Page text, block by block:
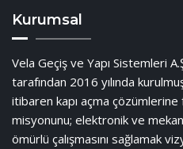
Kurumsal
Vela Geçiş ve Yapı Sistemleri
tarafından 2016 yılında
itibaren kapı açma çözümlerine
misyonunu; elektronik ve
ömürlü çalışmasını sağlamak